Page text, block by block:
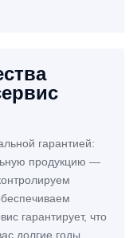
гарантией:
продукцию —
гарантирует, что
долгие годы.